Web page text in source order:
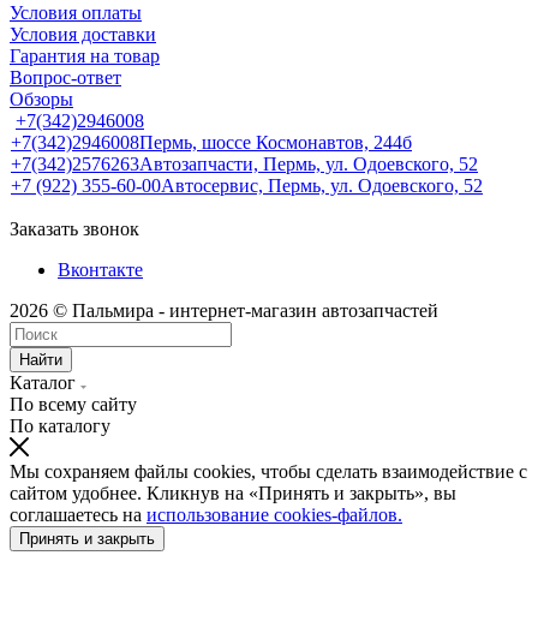
Условия оплаты
Условия доставки
Гарантия на товар
Вопрос-ответ
Обзоры
+7(342)2946008
+7(342)2946008Пермь, шоссе Космонавтов, 244б
+7(342)2576263Автозапчасти, Пермь, ул. Одоевского, 52
+7 (922) 355-60-00Автосервис, Пермь, ул. Одоевского, 52
Заказать звонок
Вконтакте
2026 © Пальмира - интернет-магазин автозапчастей
Найти
Каталог
По всему сайту
По каталогу
Мы сохраняем файлы cookies, чтобы сделать взаимодействие с
сайтом удобнее. Кликнув на «Принять и закрыть», вы
соглашаетесь на использование cookies-файлов.
Принять и закрыть